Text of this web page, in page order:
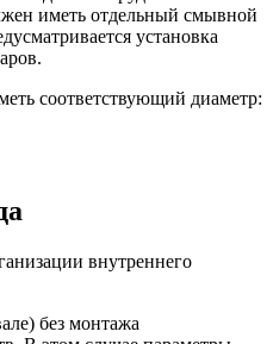
иметь отдельный смывной
установка
соответствующий диаметр:
внутреннего
без монтажа